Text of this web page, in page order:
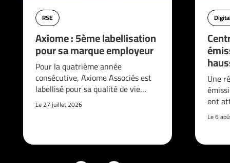
RSE
Axiome : 5ème labellisation
pour sa marque employeur
Pour la quatrième année
consécutive, Axiome Associés est
labellisé pour sa qualité de vie…
Le 27 juillet 2026
Une
ont
Le 6